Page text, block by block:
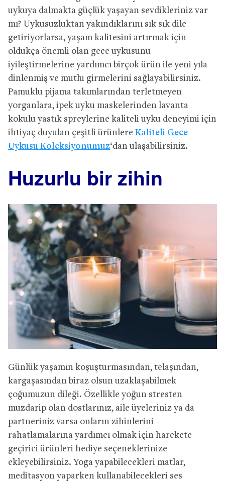
uykuya dalmakta güçlük yaşayan sevdikleriniz var
mı? Uykusuzluktan yakındıklarını sık sık dile
getiriyorlarsa, yaşam kalitesini artırmak için
oldukça önemli olan gece uykusunu
iyileştirmelerine yardımcı birçok ürün ile yeni yıla
dinlenmiş ve mutlu girmelerini sağlayabilirsiniz.
Pamuklu pijama takımlarından terletmeyen
yorganlara, ipek uyku maskelerinden lavanta
kokulu yastık spreylerine kaliteli uyku deneyimi için
ihtiyaç duyulan çeşitli ürünlere Kaliteli Gece
Uykusu Koleksiyonumuz‘dan ulaşabilirsiniz.
Huzurlu bir zihin
Günlük yaşamın koşuşturmasından, telaşından,
kargaşasından biraz olsun uzaklaşabilmek
çoğumuzun dileği. Özellikle yoğun stresten
muzdarip olan dostlarınız, aile üyeleriniz ya da
partneriniz varsa onların zihinlerini
rahatlamalarına yardımcı olmak için harekete
geçirici ürünleri hediye seçeneklerinize
ekleyebilirsiniz. Yoga yapabilecekleri matlar,
meditasyon yaparken kullanabilecekleri ses